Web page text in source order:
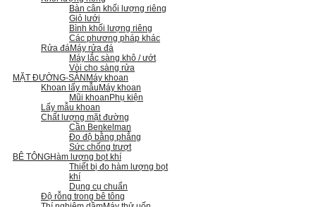
Bàn cân khối lượng riêng
Giỏ lưới
Bình khối lượng riêng
Các phương pháp khác
Rửa đáMáy rửa đá
Máy lắc sàng khô / ướt
Vòi cho sàng rửa
MẶT ĐƯỜNG-SÀN Máy khoan
Khoan lấy mẫu Máy khoan
Mũi khoan Phụ kiện
Lấy mẫu khoan
Chất lượng mặt đường
Cần Benkelman
Đo độ bằng phẳng
Sức chống trượt
BÊ TÔNGHàm lượng bọt khí
Thiết bị đo hàm lượng bọt
khí
Dụng cụ chuẩn
Độ rỗng trong bê tông